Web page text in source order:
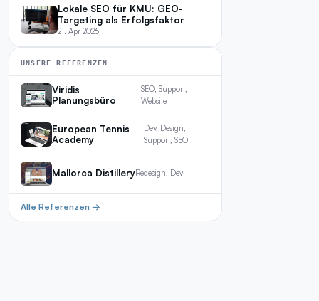
Lokale SEO für KMU: GEO-
Targeting als Erfolgsfaktor
21. Apr 2026
UNSERE REFERENZEN
Viridis
Planungsbüro
SEO, Support,
Website
European Tennis
Academy
Dev, Design,
Support, SEO
Mallorca DistilleryRedesign, Dev
Alle Referenzen →